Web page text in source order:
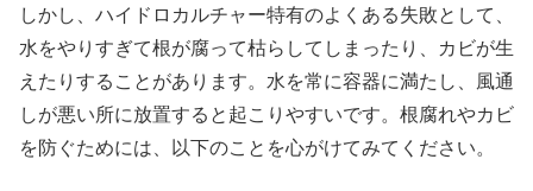
しかし、ハイドロカルチャー特有のよくある失敗として、
水をやりすぎて根が腐って枯らしてしまったり、カビが生
えたりすることがあります。水を常に容器に満たし、風通
しが悪い所に放置すると起こりやすいです。根腐れやカビ
を防ぐためには、以下のことを心がけてみてください。